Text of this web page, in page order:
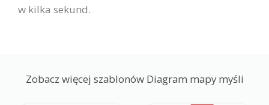
w kilka sekund.
Zobacz więcej szablonów Diagram mapy myśli